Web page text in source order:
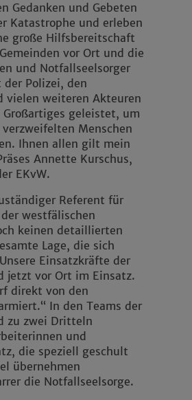
Gedanken und Gebeten
Katastrophe und erleben
große Hilfsbereitschaft
vor Ort und die
und Notfallseelsorger
der Polizei, den
vielen weiteren Akteuren
geleistet, um
Menschen
Ihnen allen gilt mein
Annette Kurschus,
EKvW.
Referent für
westfälischen
keinen detaillierten
Lage, die sich
Einsatzkräfte der
jetzt vor Ort im Einsatz.
direkt von den
In den Teams der
zu zwei Dritteln
und
die speziell geschult
übernehmen
die Notfallseelsorge.